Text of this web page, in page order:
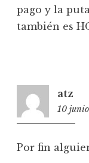
pago y la
también es
atz
10
Por fin